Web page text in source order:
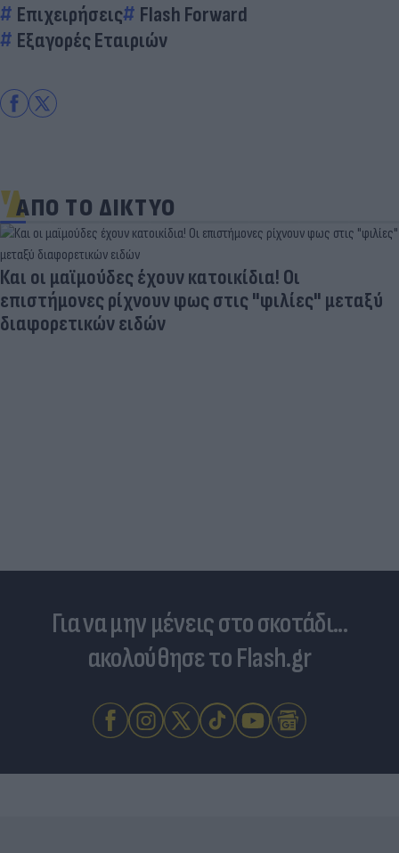
Επιχειρήσεις
Flash Forward
Εξαγορές Εταιριών
ΑΠΟ ΤΟ ΔΙΚΤΥΟ
Και οι μαϊμούδες έχουν κατοικίδια! Οι
επιστήμονες ρίχνουν φως στις "φιλίες" μεταξύ
διαφορετικών ειδών
Για να μην μένεις στο σκοτάδι...
ακολούθησε το Flash.gr